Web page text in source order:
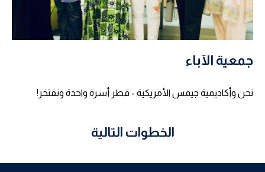
جمعية الآباء
نحن وأكاديمية جيمس الأمريكية - قطر أسرة واحدة ونفتخر!
الخطوات التالية